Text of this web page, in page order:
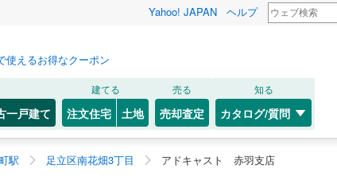
Yahoo! JAPAN ヘルプ
使えるお得なクーポン
一戸建て
建てる
注文住宅 土地
売る
売却査定
知る
カタログ/質問
駅 足立区南花畑3丁目 アドキャスト 赤羽支店